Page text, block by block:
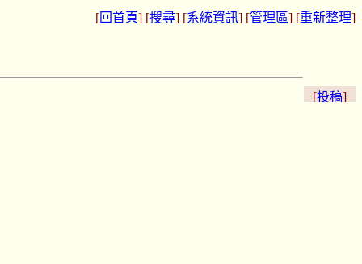
[回首頁] [搜尋] [系統資訊] [管理區] [重新整理]
[投稿]